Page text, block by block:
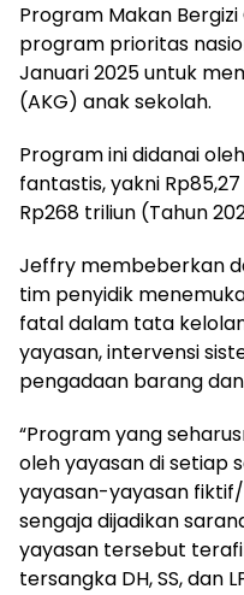
Program Makan
program prioritas
Januari 2025 untuk
(AKG) anak sekolah.
Program ini didanai
fantastis, yakni
Rp268 triliun (Tahun
Jeffry membeberkan
tim penyidik
fatal dalam tata
yayasan, intervensi
pengadaan barang dan
“Program yang
oleh yayasan di setiap
yayasan-yayasan
sengaja dijadikan
yayasan tersebut
tersangka DH, SS, dan